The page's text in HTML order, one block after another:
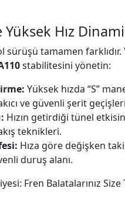
Yüksek Hız
sürüşü tamamen farklıdır.
stabilitesini yönetin:
Yüksek hızda “S”
ve güvenli şerit
Hızın getirdiği tünel
teknikleri.
Hıza göre değişken
duruş alanı.
Fren Balatalarınız